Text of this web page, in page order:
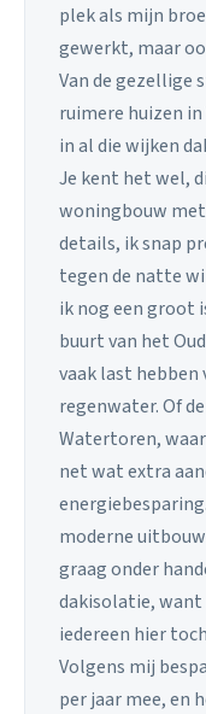
plek als mijn
gewerkt, maar
Van de gezellige
ruimere huizen
in al die wijken
Je kent het wel,
woningbouw
details, ik snap
tegen de natte
ik nog een groot
buurt van het
vaak last hebben
regenwater. Of
Watertoren,
net wat extra
moderne
graag onder
dakisolatie,
iedereen hier
Volgens mij
per jaar mee, en